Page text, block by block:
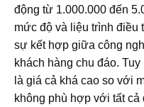
động từ 1.000.000 đến
mức độ và liệu trình điều
sự kết hợp giữa công
khách hàng chu đáo.
là giá cả khá cao so với
không phù hợp với tất